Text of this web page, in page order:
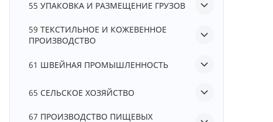
55 УПАКОВКА И РАЗМЕЩЕНИЕ ГРУЗОВ
59 ТЕКСТИЛЬНОЕ И КОЖЕВЕННОЕ
ПРОИЗВОДСТВО
61 ШВЕЙНАЯ ПРОМЫШЛЕННОСТЬ
65 СЕЛЬСКОЕ ХОЗЯЙСТВО
67 ПРОИЗВОДСТВО ПИЩЕВЫХ